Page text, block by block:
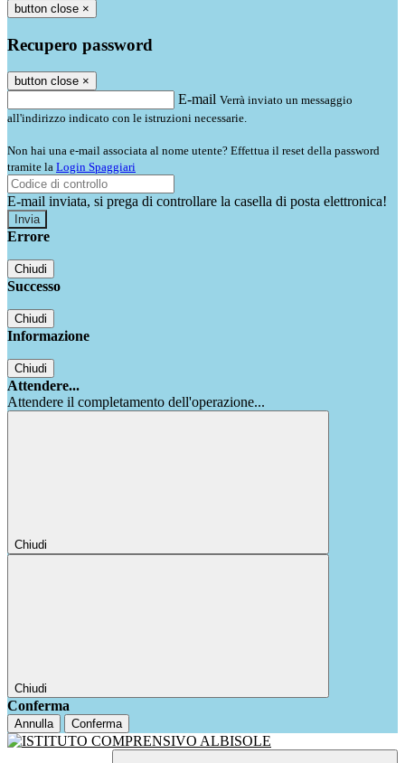
button close ×
Recupero password
button close ×
E-mail Verrà inviato un messaggio
all'indirizzo indicato con le istruzioni necessarie.
Non hai una e-mail associata al nome utente? Effettua il reset della password
tramite la Login Spaggiari
E-mail inviata, si prega di controllare la casella di posta elettronica!
Errore
Chiudi
Successo
Chiudi
Informazione
Chiudi
Attendere...
Attendere il completamento dell'operazione...
Chiudi
Chiudi
Conferma
Annulla Conferma